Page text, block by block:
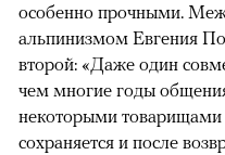
особенно прочными.
альпинизмом Евгения
второй: «Даже один
чем многие годы
некоторыми
сохраняется и после